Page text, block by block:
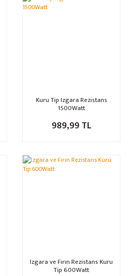
Kuru Tip Izgara Rezistans
1500Watt
989,99 TL
Izgara ve Fırın Rezistans Kuru
Tip 600Watt